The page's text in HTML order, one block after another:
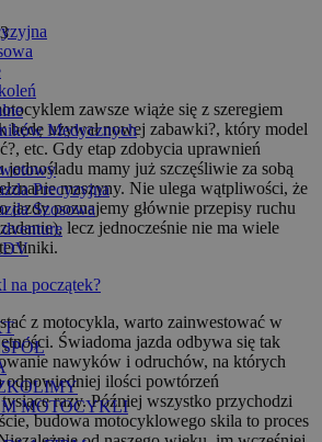
Medycznych
Precyzyjna
Szosowa
MOTOCYKLI
zawsze wiąże się z szeregiem
będę używał nowej zabawki?, który model
etc. Gdy etap zdobycia uprawnień
mamy już szczęśliwie za sobą
maszyny. Nie ulega wątpliwości, że
jazdy poznajemy głównie przepisy ruchu
lecz jednocześnie nie ma wiele
na początek?
z motocykla, warto zainwestować w
Świadoma jazda odbywa się tak
nawyków i odruchów, na których
odpowiedniej ilości powtórzeń
razy. Później wszystko przychodzi
budowa motocyklowego skila to proces